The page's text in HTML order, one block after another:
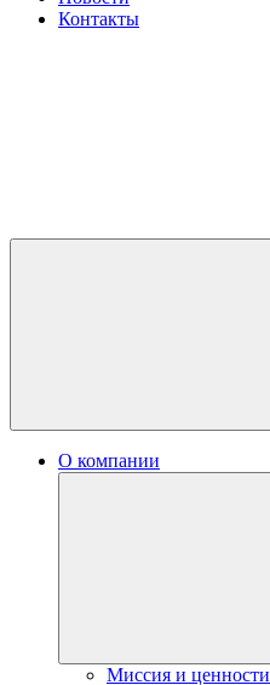
Контакты
О компании
Миссия и ценности